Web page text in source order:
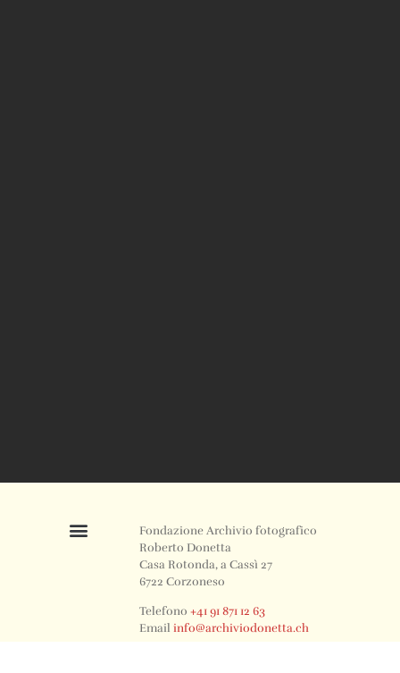
Fondazione Archivio fotografico
Roberto Donetta
Casa Rotonda, a Cassì 27
6722 Corzoneso
Telefono+41 91 871 12 63
Emailinfo@archiviodonetta.ch